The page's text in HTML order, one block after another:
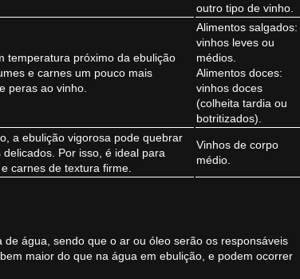
outro tipo de vinho.
temperatura próximo da ebulição
e carnes um pouco mais
peras ao vinho.
Alimentos salgados:
vinhos leves ou
médios.
Alimentos doces:
vinhos doces
(colheita tardia ou
botritizados).
a ebulição vigorosa pode quebrar
Por isso, é ideal para
carnes de textura firme.
Vinhos de corpo
médio.
água, sendo que o ar ou óleo serão os responsáveis
maior do que na água em ebulição, e podem ocorrer